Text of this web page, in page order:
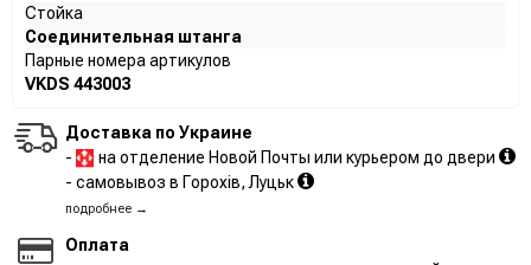
Стойка
Соединительная штанга
Парные номера артикулов
VKDS 443003
Доставка по Украине
-
на отделение Новой Почты или курьером до двери
- самовывоз в Горохів, Луцьк
подробнее →
Оплата